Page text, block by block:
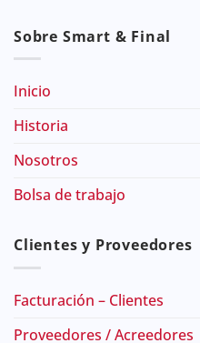
Sobre Smart & Final
Inicio
Historia
Nosotros
Bolsa de trabajo
Clientes y Proveedores
Facturación – Clientes
Proveedores / Acreedores